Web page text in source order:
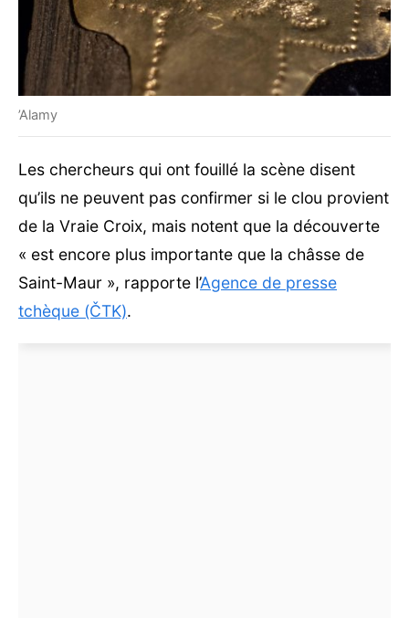
’Alamy
Les chercheurs qui ont fouillé la scène disent
qu’ils ne peuvent pas confirmer si le clou provient
de la Vraie Croix, mais notent que la découverte
« est encore plus importante que la châsse de
Saint-Maur », rapporte l’Agence de presse
tchèque (ČTK).